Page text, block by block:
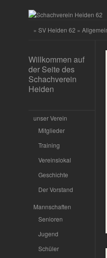
» SV Heiden 62 »
Willkommen auf
der Seite des
Schachverein
Heiden
unser Verein
Mitglieder
Training
Vereinslokal
Geschichte
Der Vorstand
Mannschaften
Senioren
Jugend
Schüler